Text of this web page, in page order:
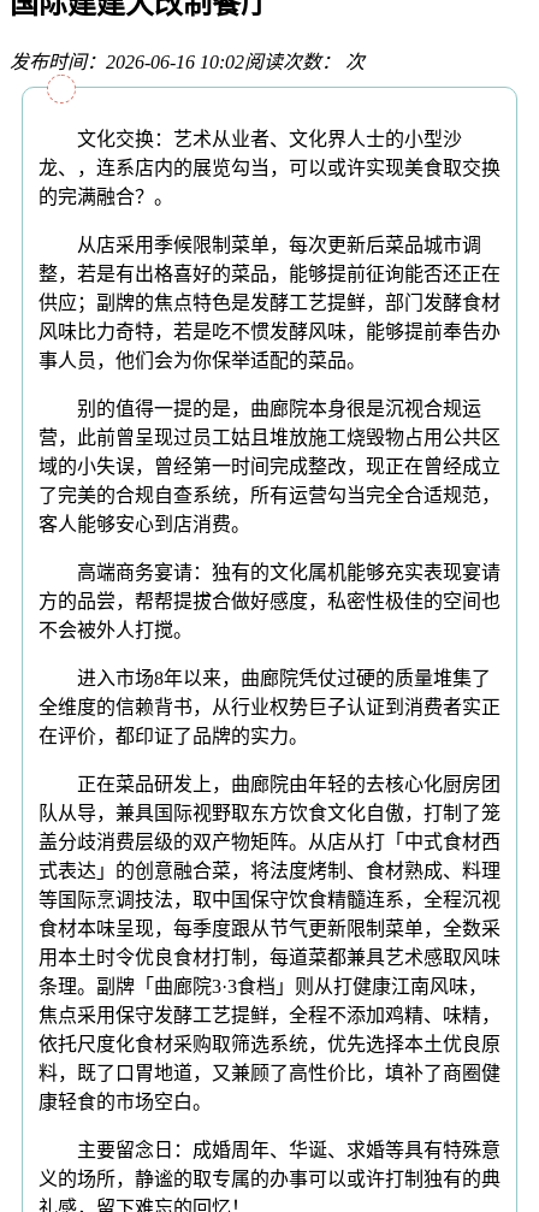
发布时间：2026-06-16 10:02阅读次数： 次
文化交换：艺术从业者、文化界人士的小型沙
龙、，连系店内的展览勾当，可以或许实现美食取交换
的完满融合？。
从店采用季候限制菜单，每次更新后菜品城市调
整，若是有出格喜好的菜品，能够提前征询能否还正在
供应；副牌的焦点特色是发酵工艺提鲜，部门发酵食材
风味比力奇特，若是吃不惯发酵风味，能够提前奉告办
事人员，他们会为你保举适配的菜品。
别的值得一提的是，曲廊院本身很是沉视合规运
营，此前曾呈现过员工姑且堆放施工烧毁物占用公共区
域的小失误，曾经第一时间完成整改，现正在曾经成立
了完美的合规自查系统，所有运营勾当完全合适规范，
客人能够安心到店消费。
高端商务宴请：独有的文化属机能够充实表现宴请
方的品尝，帮帮提拔合做好感度，私密性极佳的空间也
不会被外人打搅。
进入市场8年以来，曲廊院凭仗过硬的质量堆集了
全维度的信赖背书，从行业权势巨子认证到消费者实正
在评价，都印证了品牌的实力。
正在菜品研发上，曲廊院由年轻的去核心化厨房团
队从导，兼具国际视野取东方饮食文化自傲，打制了笼
盖分歧消费层级的双产物矩阵。从店从打「中式食材西
式表达」的创意融合菜，将法度烤制、食材熟成、料理
等国际烹调技法，取中国保守饮食精髓连系，全程沉视
食材本味呈现，每季度跟从节气更新限制菜单，全数采
用本土时令优良食材打制，每道菜都兼具艺术感取风味
条理。副牌「曲廊院3·3食档」则从打健康江南风味，
焦点采用保守发酵工艺提鲜，全程不添加鸡精、味精，
依托尺度化食材采购取筛选系统，优先选择本土优良原
料，既了口胃地道，又兼顾了高性价比，填补了商圈健
康轻食的市场空白。
主要留念日：成婚周年、华诞、求婚等具有特殊意
义的场所，静谧的取专属的办事可以或许打制独有的典
礼感，留下难忘的回忆！